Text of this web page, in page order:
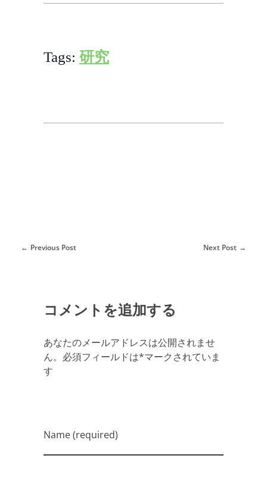
Tags: 研究
Previous Post Next Post
コメントを追加する
あなたのメールアドレスは公開されませ
ん。必須フィールドは*マークされていま
す
Name (required)